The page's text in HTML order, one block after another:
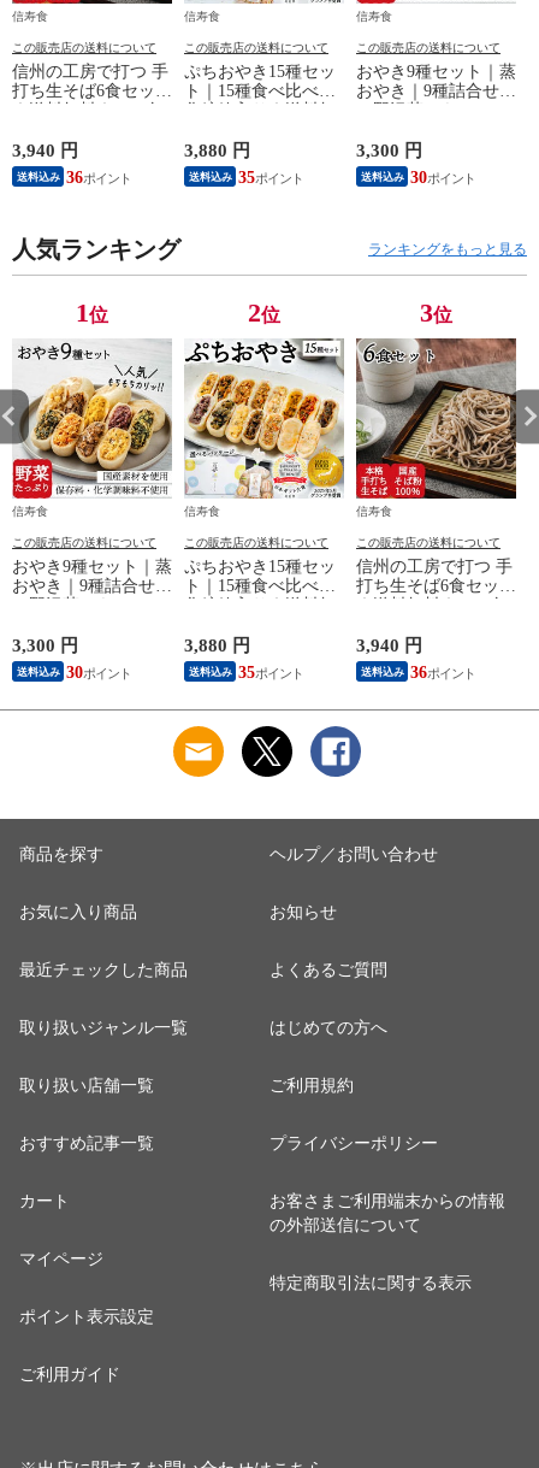
信寿食
この販売店の送料について
信州の工房で打つ 手
打ち生そば6食セット
3,940 円
送料込み 36
信寿食
この販売店の送料について
ぷちおやき15種セッ
ト｜15種食べ比べ｜
3,880 円
送料込み 35
信寿食
この販売店の送料について
おやき9種セット｜蒸
おやき｜9種詰合せ
んこ・なす・切干大
根・にら・かぼち
ゃ）｜エコ包装｜送
3,300 円
送料込み 30
人気ランキング ランキングをもっと見る
1位
信寿食
この販売店の送料について
おやき9種セット｜蒸
おやき｜9種詰合せ
んこ・なす・切干大
根・にら・かぼち
ゃ）｜エコ包装｜送
3,300 円
送料込み 30
2位
信寿食
この販売店の送料について
ぷちおやき15種セッ
ト｜15種食べ比べ｜
3,880 円
送料込み 35
3位
信寿食
この販売店の送料について
信州の工房で打つ 手
打ち生そば6食セット
3,940 円
送料込み 36
商品を探す
お気に入り商品
最近チェックした商品
取り扱いジャンル一覧
取り扱い店舗一覧
おすすめ記事一覧
カート
マイページ
ポイント表示設定
ご利用ガイド
ヘルプ／お問い合わせ
お知らせ
よくあるご質問
はじめての方へ
ご利用規約
プライバシーポリシー
お客さまご利用端末からの情報
の外部送信について
特定商取引法に関する表示